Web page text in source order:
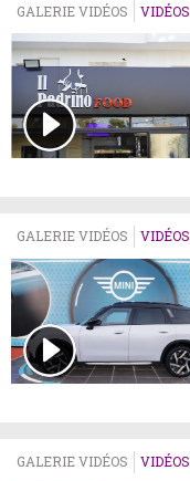
GALERIE VIDÉOS VIDÉOS
GALERIE VIDÉOS VIDÉOS
GALERIE VIDÉOS VIDÉOS